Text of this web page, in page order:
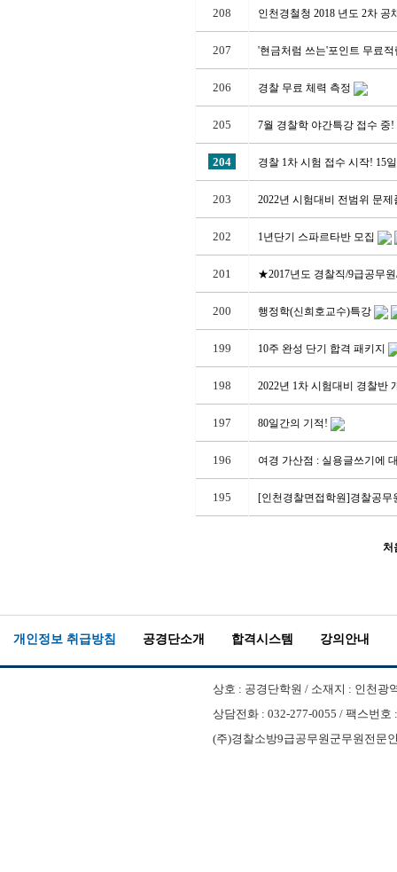
208 인천경철청 2018 년도 2차
207 '현금처럼 쓰는'포인트 무료
206 경찰 무료 체력 측정
205 7월 경찰학 야간특강 접수 중!
204 경찰 1차 시험 접수 시작! 15
203 2022년 시험대비 전범위 문
202 1년단기 스파르타반 모집
201 ★2017년도 경찰직/9급공무
200 행정학(신희호교수)특강
199 10주 완성 단기 합격 패키지
198 2022년 1차 시험대비 경찰반
197 80일간의 기적!
196 여경 가산점 : 실용글쓰기에
195 [인천경찰면접학원]경찰공
처
개인정보 취급방침 공경단소개 합격시스템 강의안내
상호 : 공경단학원 / 소재지 : 인천광
상담전화 : 032-277-0055 / 팩스번
(주)경찰소방9급공무원군무원전문